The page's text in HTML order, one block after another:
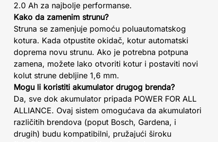
2.0 Ah za najbolje performanse.
Kako da zamenim strunu?
Struna se zamenjuje pomoću poluautomatskog
kotura. Kada otpustite okidač, kotur automatski
doprema novu strunu. Ako je potrebna potpuna
zamena, možete lako otvoriti kotur i postaviti novi
kolut strune debljine 1,6 mm.
Mogu li koristiti akumulator drugog brenda?
Da, sve dok akumulator pripada POWER FOR ALL
ALLIANCE. Ovaj sistem omogućava da akumulatori
različitih brendova (poput Bosch, Gardena, i
drugih) budu kompatibilni, pružajući široku